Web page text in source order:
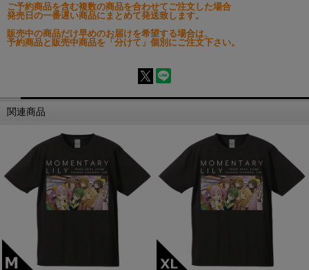
ご予約商品を含む複数の商品を合わせてご注文した場合
発売日の一番遅い商品にまとめて発送致します。
販売中の商品だけ早めのお届けを希望する場合は、
予約商品と販売中商品を「分けて」個別にご注文下さい。
関連商品